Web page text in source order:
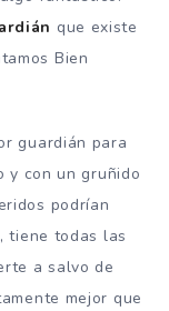
que existe
Bien
guardián para
y con un gruñido
podrían
tiene todas las
a salvo de
mejor que